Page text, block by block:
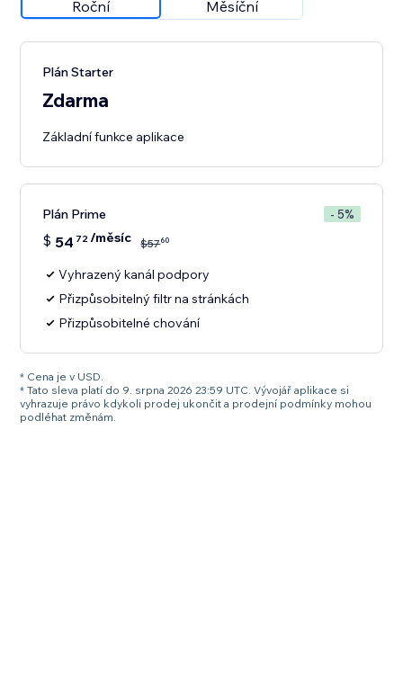
Roční Měsíční
Plán Starter
Zdarma
Základní funkce aplikace
Plán Prime - 5%
$ 54 72/měsíc $5760
Vyhrazený kanál podpory
Přizpůsobitelný filtr na stránkách
Přizpůsobitelné chování
* Cena je v USD.
* Tato sleva platí do 9. srpna 2026 23:59 UTC. Vývojář aplikace si
vyhrazuje právo kdykoli prodej ukončit a prodejní podmínky mohou
podléhat změnám.